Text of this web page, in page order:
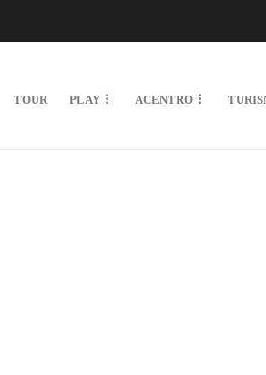
TOUR PLAY ACENTRO